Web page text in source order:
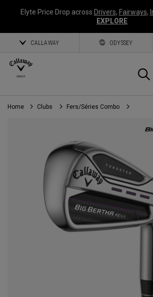
Elyte Price Drop across Drivers, Fairways,
EXPLORE
CALLAWAY ODYSSEY
Home Clubs Fers/Séries Combo